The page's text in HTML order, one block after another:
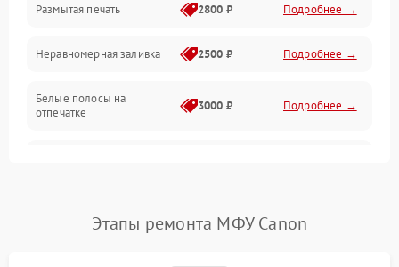
Подключение и интерфейсы
Дисплей и органы управления
Изображение
Размытая печать 2800 ₽ Подробнее →
Неравномерная заливка 2500 ₽ Подробнее →
Белые полосы на
отпечатке
3000 ₽ Подробнее →
Этапы ремонта МФУ Canon